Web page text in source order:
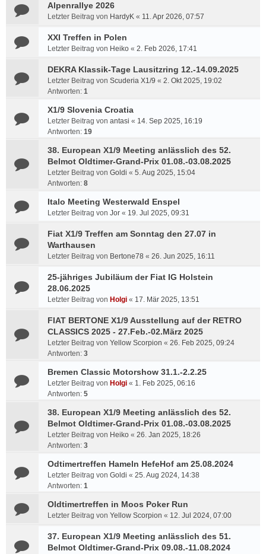
Alpenrallye 2026
Letzter Beitrag von HardyK « 11. Apr 2026, 07:57
XXI Treffen in Polen
Letzter Beitrag von Heiko « 2. Feb 2026, 17:41
DEKRA Klassik-Tage Lausitzring 12.-14.09.2025
Letzter Beitrag von Scuderia X1/9 « 2. Okt 2025, 19:02
Antworten: 1
X1/9 Slovenia Croatia
Letzter Beitrag von antasi « 14. Sep 2025, 16:19
Antworten: 19
38. European X1/9 Meeting anlässlich des 52.
Belmot Oldtimer-Grand-Prix 01.08.-03.08.2025
Letzter Beitrag von Goldi « 5. Aug 2025, 15:04
Antworten: 8
Italo Meeting Westerwald Enspel
Letzter Beitrag von Jor « 19. Jul 2025, 09:31
Fiat X1/9 Treffen am Sonntag den 27.07 in
Warthausen
Letzter Beitrag von Bertone78 « 26. Jun 2025, 16:11
25-jähriges Jubiläum der Fiat IG Holstein
28.06.2025
Letzter Beitrag von Holgi « 17. Mär 2025, 13:51
FIAT BERTONE X1/9 Ausstellung auf der RETRO
CLASSICS 2025 - 27.Feb.-02.März 2025
Letzter Beitrag von Yellow Scorpion « 26. Feb 2025, 09:24
Antworten: 3
Bremen Classic Motorshow 31.1.-2.2.25
Letzter Beitrag von Holgi « 1. Feb 2025, 06:16
Antworten: 5
38. European X1/9 Meeting anlässlich des 52.
Belmot Oldtimer-Grand-Prix 01.08.-03.08.2025
Letzter Beitrag von Heiko « 26. Jan 2025, 18:26
Antworten: 3
Odtimertreffen Hameln HefeHof am 25.08.2024
Letzter Beitrag von Goldi « 25. Aug 2024, 14:38
Antworten: 1
Oldtimertreffen in Moos Poker Run
Letzter Beitrag von Yellow Scorpion « 12. Jul 2024, 07:00
37. European X1/9 Meeting anlässlich des 51.
Belmot Oldtimer-Grand-Prix 09.08.-11.08.2024